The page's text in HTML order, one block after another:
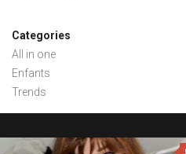
Categories
All in one
Enfants
Trends